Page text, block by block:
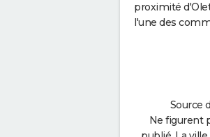
proximité
l'une des
Source
Ne figurent